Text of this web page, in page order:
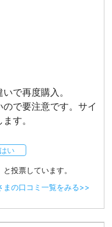
で再度購入。
で要注意です。サイ
す。
はい
投票しています。
まの口コミ一覧をみる>>